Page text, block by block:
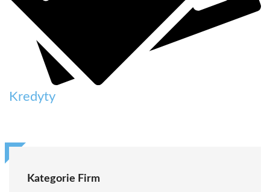
Kredyty
Kategorie Firm